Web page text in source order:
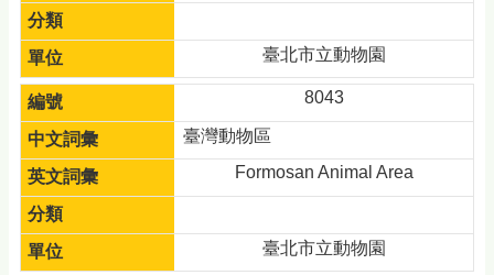
臺北市立動物園
8043
臺灣動物區
Formosan Animal Area
臺北市立動物園